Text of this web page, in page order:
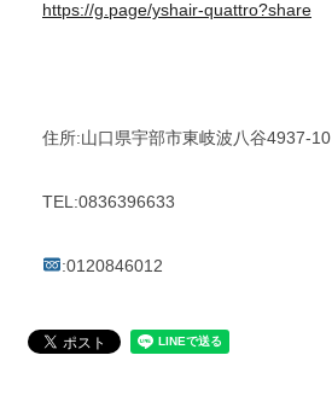
https://g.page/yshair-quattro?share
住所:山口県宇部市東岐波八谷4937-10
TEL:0836396633
:0120846012